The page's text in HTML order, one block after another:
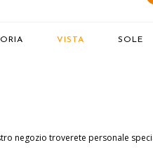
VISTA(PAGINASOLE
negozio troverete personale